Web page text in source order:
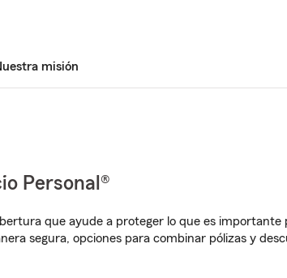
misión
Personal®
que ayude a proteger lo que es importante
segura, opciones para combinar pólizas y